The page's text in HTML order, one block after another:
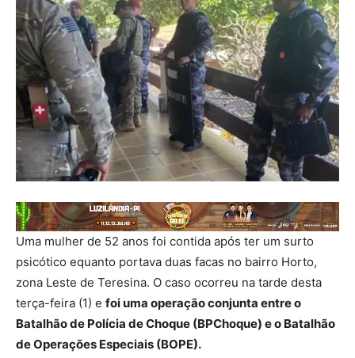
Uma mulher de 52 anos foi contida após ter um surto
psicótico equanto portava duas facas no bairro Horto,
zona Leste de Teresina. O caso ocorreu na tarde desta
terça-feira (1) e foi uma operação conjunta entre o
Batalhão de Polícia de Choque (BPChoque) e o Batalhão
de Operações Especiais (BOPE).